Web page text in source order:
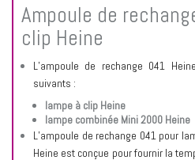
Ampoule de
clip Heine
L’ampoule de rechange 041
suivants :
lampe à clip Heine
lampe combinée Mini 2000 Heine
L’ampoule de rechange 041 pour
Heine est conçue pour fournir la